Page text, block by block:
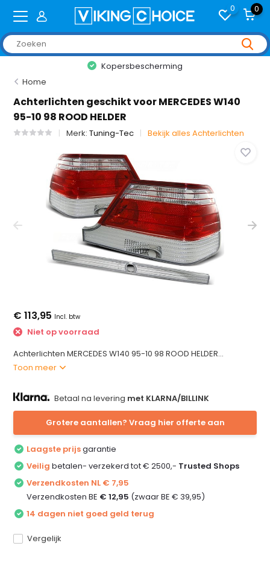
0 0
Kopersbescherming
Home
Achterlichten geschikt voor MERCEDES W140
95-10 98 ROOD HELDER
Merk:Tuning-Tec Bekijk alles Achterlichten
€ 113,95 Incl. btw
Niet op voorraad
Achterlichten MERCEDES W140 95-10 98 ROOD HELDER...
Toon meer
Betaal na levering met KLARNA/BILLINK
Grotere aantallen? Vraag hier offerte aan
Laagste prijsgarantie
Veilig betalen- verzekerd tot € 2500,- Trusted Shops
Verzendkosten NL € 7,95
Verzendkosten BE € 12,95 (zwaar BE € 39,95)
14 dagen niet goed geld terug
Vergelijk